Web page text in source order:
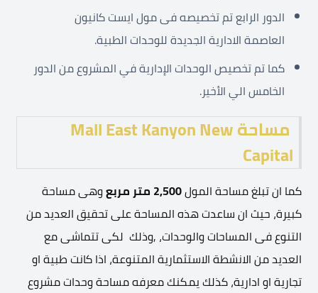
الدور الرابع تم تخصيصه فى مول ايست كانيون
العاصمة الادارية الجديدة للوحدات الطبية.
كما تم تخصيص الوحدات الإدارية في المشروع من الدور
الخامس الي الأخير.
مساحةMall East Kanyon New
Capital
كما ان تبلغ مساحة المول2,500 متر مربع
وهى مساحة
كبيرة، حيث ان ساعدت هذه المساحة على تحقيق العديد من
التنوع فى المساحات والوحدات، ,وذلك لكى تتماشى مع
العديد من الانشطة الاستثمارية المتنوعة، اذا كانت طبية او
تجارية او ادارية، كذلك يمكنك معرفه مساحة وحدات مشروع